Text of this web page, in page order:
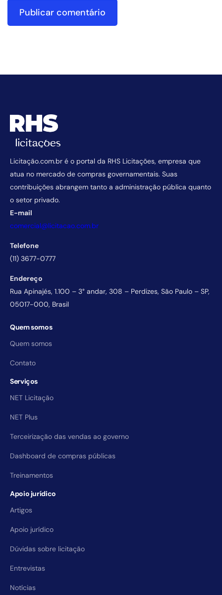
Licitação.com.br é o portal da RHS Licitações, empresa que
atua no mercado de compras governamentais. Suas
contribuições abrangem tanto a administração pública quanto
o setor privado.
E-mail
comercial@licitacao.com.br
Telefone
(11) 3677-0777
Endereço
Rua Apinajés, 1.100 – 3° andar, 308 – Perdizes, São Paulo – SP,
05017-000, Brasil
Quem somos
Quem somos
Contato
Serviços
NET Licitação
NET Plus
Terceirização das vendas ao governo
Dashboard de compras públicas
Treinamentos
Apoio jurídico
Artigos
Apoio jurídico
Dúvidas sobre licitação
Entrevistas
Notícias